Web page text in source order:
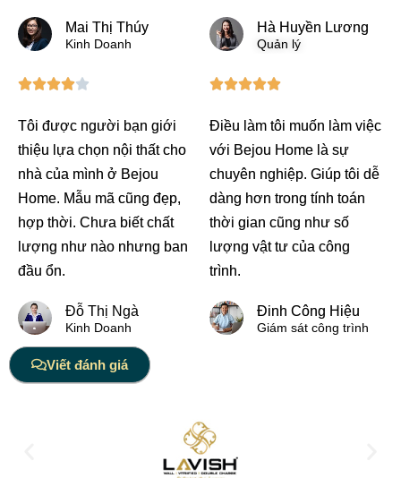
Mai Thị Thúy
Kinh Doanh
Hà Huyền Lương
Quản lý

5
Tôi được người bạn giới
thiệu lựa chọn nội thất cho
nhà của mình ở Bejou
Home. Mẫu mã cũng đẹp,
hợp thời. Chưa biết chất
lượng như nào nhưng ban
đầu ổn.
Đỗ Thị Ngà
Kinh Doanh
5
5
Điều làm tôi muốn làm việc
với Bejou Home là sự
chuyên nghiệp. Giúp tôi dễ
dàng hơn trong tính toán
thời gian cũng như số
lượng vật tư của công
trình.
Đinh Công Hiệu
Giám sát công trình
Viết đánh giá